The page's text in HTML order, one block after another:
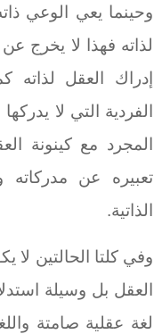
وحينما يعي الوعي
لذاته فهذا لا يخرج
إدراك العقل لذاته
الفردية التي لا
المجرد مع كينونة
تعبيره عن مدركاته
الذاتية.
وفي كلتا الحالتين
العقل بل وسيلة
لغة عقلية صامتة